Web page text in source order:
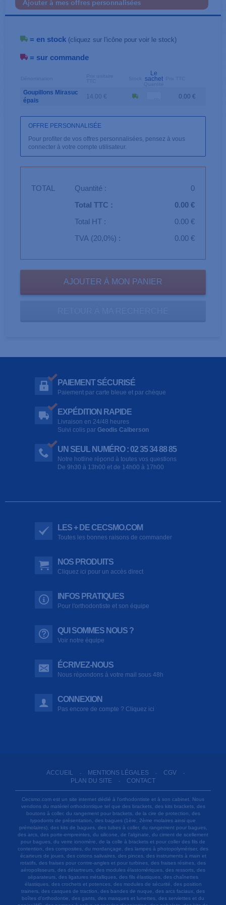
Ajouter à mes offres personnalisées
= en stock (cliquez sur l'icône pour voir le stock)
= sur commande
Le
sachet
Goupillons Mirasuc
épais
14.00 € 0.00 €
OFFRE PERSONNALISÉE
Pour profiter de vos offres personnalisées, pensez à vous
connecter à votre compte utilisateur.
TOTAL Quantité :
0
Total TTC :
0.00 €
Total HT :
0.00 €
TVA (20,0%) :
0.00 €
PAIEMENT SÉCURISÉ
Paiement par carte bleue et par chèque
EXPÉDITION RAPIDE
Livraison en 24/48 heures
Suivi colis par Geodis Calberson
UN SEUL NUMÉRO : 02 35 34 88 85
Notre hotline répond à toutes vos questions
De 9h30 à 13h00 et de 14h00 à 17h00
LES + DE CECSMO.COM
Toutes les bonnes raisons de commander
NOS PRODUITS
Cliquez ici pour un accès direct
INFOS PRATIQUES
Pour l'orthodontiste et son équipe
QUI SOMMES NOUS ?
Voir notre équipe
ÉCRIVEZ-NOUS
Nous répondons à votre mail sous 48h
CONNEXION
Pas encore de compte ? Cliquez ici
ACCUEIL - MENTIONS LÉGALES - CGV -
PLAN DU SITE - CONTACT
Cecsmo.com est un site internet dédié à l'orthodontiste et à son cabinet. Nous
vendons du matériel orthodontique tel que des brackets, des kits brackets, des
boutons à coller, du rangement pour brackets, de la cire de protection, des
typodonts de présentation, des bagues (1ère, 2ème molaires ainsi que
prémolaires), des kits de bagues, des tubes à coller, du rangement pour bagues,
des arcs, des porte-empreintes, du silicone, de l'alginate, du ciment de scellement
pour bagues, du verre ionomère, de la colle à brackets et pour coller des fils de
contention, des composites, du mordançage, des lampes à photopolymériser, des
écarteurs de joues, des cotons salivaires, des pinces, des instruments à main et
rotatifs, des fraises pour contre-angles et pour turbines, des fraises résines, des
aéropolisseurs, des détartreurs, des modules élastomériques, des ressorts, des
séparateurs, des ligatures métalliques, des fils élastiques, des chaînettes
élastiques, des crochets et potences, des modules de sécurité, des position
trainers, des casques de traction, des bandes de nuque, des arcs faciaux, des
boîtes d'orthodontie, des gants, des masques et lunettes, des serviettes et du